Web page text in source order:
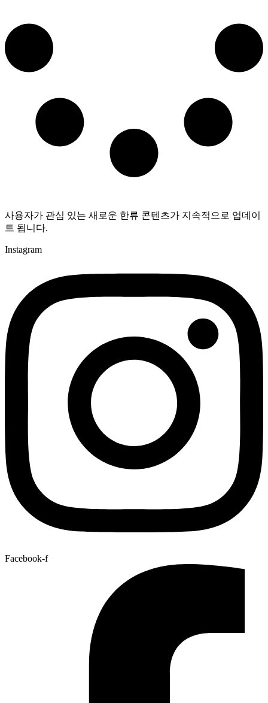
사용자가 관심 있는 새로운 한류 콘텐츠가 지속적으로 업데이
트 됩니다.
Instagram
Facebook-f